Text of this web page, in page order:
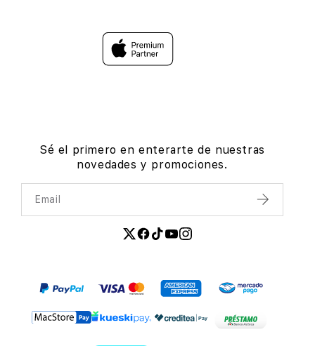
Sé el primero en enterarte de nuestras
novedades y promociones.
Email